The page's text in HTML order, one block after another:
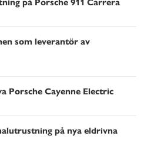
som leverantör av
Porsche Cayenne Electric
på nya eldrivna